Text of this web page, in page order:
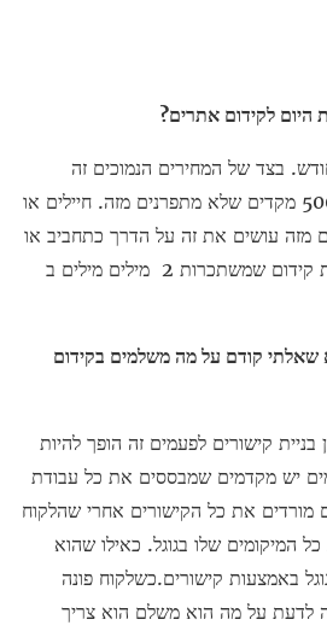
לקידום אתרים?
שקל לחודש. בצד של המחירים הנמוכים זה
המקדמים של ה 800 וה 500 מקדים שלא מתפרנים מזה. חיילים או
מזה עושים את זה על הדרך כתחביב או
הכנסה צדדית יש גם חברות קידום שמשתכרות 2 מילים מילים ב
שאלתי קודם על מה משלמים בקידום
קישורים לפעמים זה הופך להיות
יש מקדמים שמבססים את כל עבודת
מורדים את כל הקישורים אחרי שהלקוח
המיקומים שלו בגוגל. כאילו שהוא
באמצעות קישורים.כשלקוח פונה
לדעת על מה הוא משלם הוא צריך